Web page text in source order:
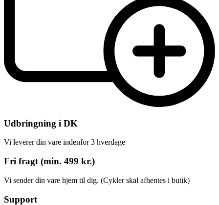
Udbringning i DK
Vi leverer din vare indenfor 3 hverdage
Fri fragt (min. 499 kr.)
Vi sender din vare hjem til dig. (Cykler skal afhentes i butik)
Support